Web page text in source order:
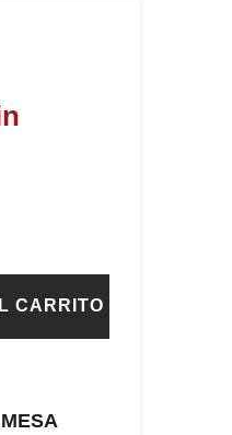
CARRITO
MESA